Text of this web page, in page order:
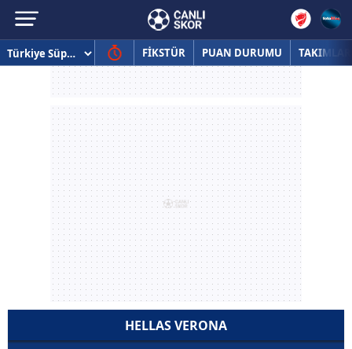
FİKSTÜR PUAN DURUMU TAKIMLAR
HELLAS VERONA